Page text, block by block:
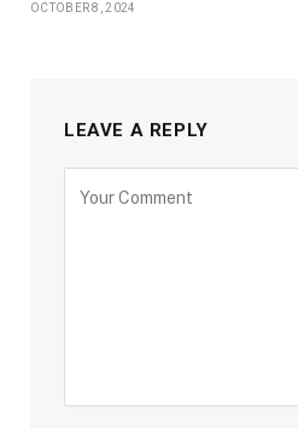
OCTOBER 8, 2024
LEAVE A REPLY